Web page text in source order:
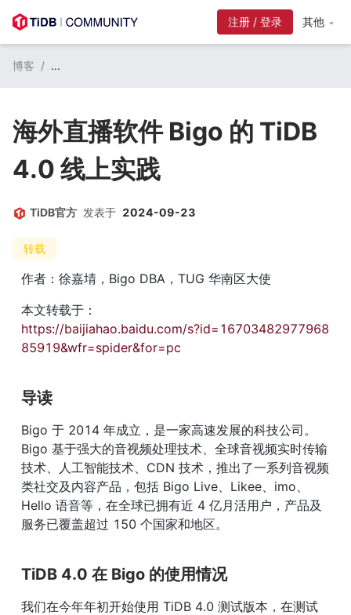
注册 / 登录 其他
博客 / ...
海外直播软件 Bigo 的 TiDB
4.0 线上实践
TiDB官方 发表于 2024-09-23
转载
作者：徐嘉埥，Bigo DBA，TUG 华南区大使
本文转载于：
https://baijiahao.baidu.com/s?id=16703482977968
85919&wfr=spider&for=pc
导读
Bigo 于 2014 年成立，是一家高速发展的科技公司。
Bigo 基于强大的音视频处理技术、全球音视频实时传输
技术、人工智能技术、CDN 技术，推出了一系列音视频
类社交及内容产品，包括 Bigo Live、Likee、imo、
Hello 语音等，在全球已拥有近 4 亿月活用户，产品及
服务已覆盖超过 150 个国家和地区。
TiDB 4.0 在 Bigo 的使用情况
我们在今年年初开始使用 TiDB 4.0 测试版本，在测试